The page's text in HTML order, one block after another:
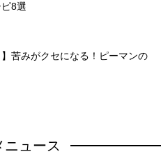
8選
】苦みがクセになる！ピーマンの
ニュース